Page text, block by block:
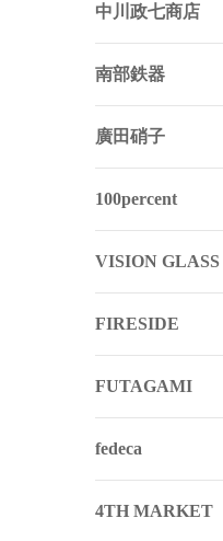
中川政七商店
南部鉄器
廣田硝子
100percent
VISION GLASS
FIRESIDE
FUTAGAMI
fedeca
4TH MARKET